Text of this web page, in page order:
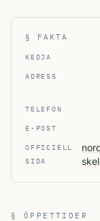
§ FAKTA
KEDJA
ADRESS
TELEFON
E-POST
OFFICIELL
SIDA
§ ÖPPETTIDER